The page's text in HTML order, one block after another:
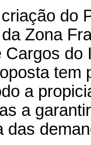
criação do
Zona
Cargos do
tem
a
a
das